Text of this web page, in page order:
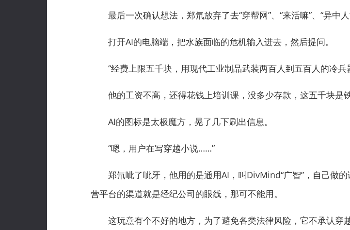
最后一次确认想法，郑氘放弃了去“穿帮网”、“来活嘛”、“异中人
打开AI的电脑端，把水族面临的危机输入进去，然后提问。
“经费上限五千块，用现代工业制品武装两百人到五百人的冷兵
他的工资不高，还得花钱上培训课，没多少存款，这五千块是铁
AI的图标是太极魔方，晃了几下刷出信息。
“嗯，用户在写穿越小说……”
郑氘呲了呲牙，他用的是通用AI，叫DivMind“广智”，自己做的
营平台的渠道就是经纪公司的眼线，那可不能用。
这玩意有个不好的地方，为了避免各类法律风险，它不承认穿越